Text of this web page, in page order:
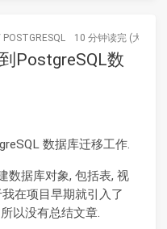
POSTGRESQL 10 分钟读完 (大约
PostgreSQL数
数据库迁移工作.
数据库对象, 包括表, 视
在项目早期就引入了
以没有总结文章.